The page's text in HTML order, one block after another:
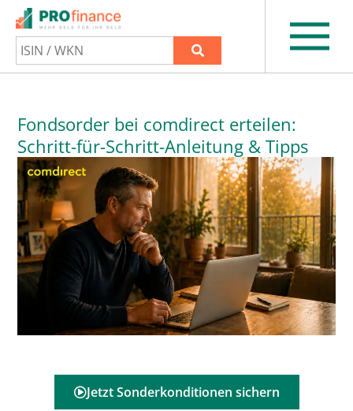
Fondsorder bei comdirect erteilen:
Schritt-für-Schritt-Anleitung & Tipps
Jetzt Sonderkonditionen sichern